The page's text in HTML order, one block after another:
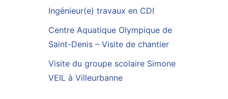
Ingénieur(e) travaux en CDI
Centre Aquatique Olympique de
Saint-Denis – Visite de chantier
Visite du groupe scolaire Simone
VEIL à Villeurbanne